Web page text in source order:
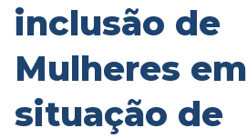
inclusão de
Mulheres em
situação de